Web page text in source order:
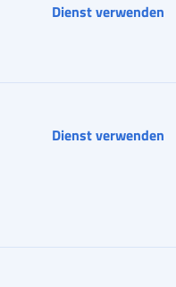
Dienst verwenden
Dienst verwenden